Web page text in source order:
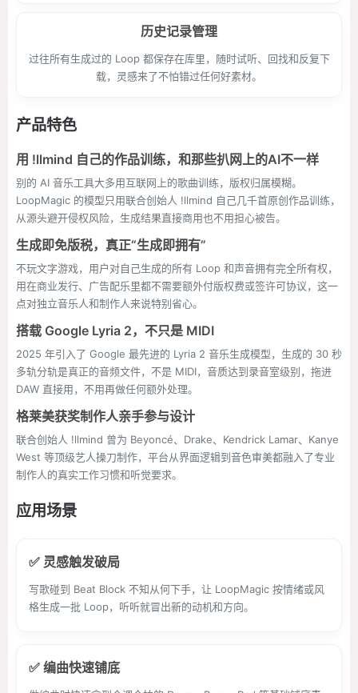
历史记录管理
过往所有生成过的 Loop 都保存在库里，随时试听、回找和反复下
载，灵感来了不怕错过任何好素材。
产品特色
用 !llmind 自己的作品训练，和那些扒网上的AI不一样
别的 AI 音乐工具大多用互联网上的歌曲训练，版权归属模糊。
LoopMagic 的模型只用联合创始人 !llmind 自己几千首原创作品训练，
从源头避开侵权风险，生成结果直接商用也不用担心被告。
生成即免版税，真正“生成即拥有”
不玩文字游戏，用户对自己生成的所有 Loop 和声音拥有完全所有权，
用在商业发行、广告配乐里都不需要额外付版权费或签许可协议，这一
点对独立音乐人和制作人来说特别省心。
搭载 Google Lyria 2，不只是 MIDI
2025 年引入了 Google 最先进的 Lyria 2 音乐生成模型，生成的 30 秒
多轨分轨是真正的音频文件，不是 MIDI，音质达到录音室级别，拖进
DAW 直接用，不用再做任何额外处理。
格莱美获奖制作人亲手参与设计
联合创始人 !llmind 曾为 Beyoncé、Drake、Kendrick Lamar、Kanye
West 等顶级艺人操刀制作，平台从界面逻辑到音色审美都融入了专业
制作人的真实工作习惯和听觉要求。
应用场景
✅ 灵感触发破局
写歌碰到 Beat Block 不知从何下手，让 LoopMagic 按情绪或风
格生成一批 Loop，听听就冒出新的动机和方向。
✅ 编曲快速铺底